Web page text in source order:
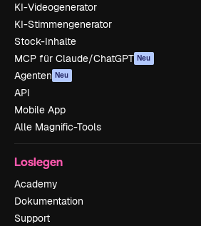
KI-Videogenerator
KI-Stimmengenerator
Stock-Inhalte
MCP für Claude/ChatGPT Neu
Agenten Neu
API
Mobile App
Alle Magnific-Tools
Loslegen
Academy
Dokumentation
Support